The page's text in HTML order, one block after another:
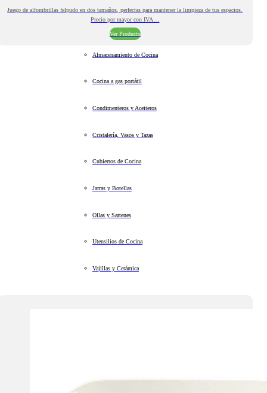
Juego de alfombrillas felpudo en dos tamaños, perfectas para mantener la limpieza de tus espacios.
Precio por mayor con IVA…
Ver Producto
Almacenamiento de Cocina
Cocina a gas portátil
Condimenteros y Aceiteros
Cristalería, Vasos y Tazas
Cubiertos de Cocina
Jarras y Botellas
Ollas y Sartenes
Utensilios de Cocina
Vajillas y Cerámica